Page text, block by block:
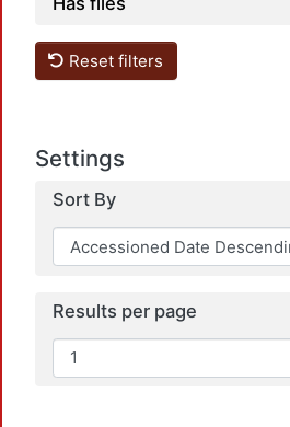
Reset filters
Settings
Sort By
Results per page